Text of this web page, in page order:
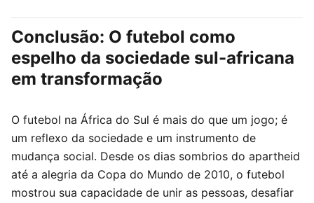
Conclusão: O futebol como
espelho da sociedade sul-africana
em transformação
O futebol na África do Sul é mais do que um jogo; é
um reflexo da sociedade e um instrumento de
mudança social. Desde os dias sombrios do apartheid
até a alegria da Copa do Mundo de 2010, o futebol
mostrou sua capacidade de unir as pessoas, desafiar